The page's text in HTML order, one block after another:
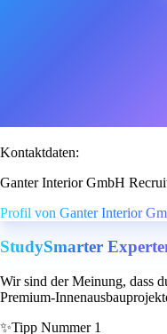
Kontaktdaten:
Ganter Interior GmbH
Profil von Ganter Interior
StudySmarter
Wir sind der Meinung, dass
Premium-
✨Tipp Nummer 1